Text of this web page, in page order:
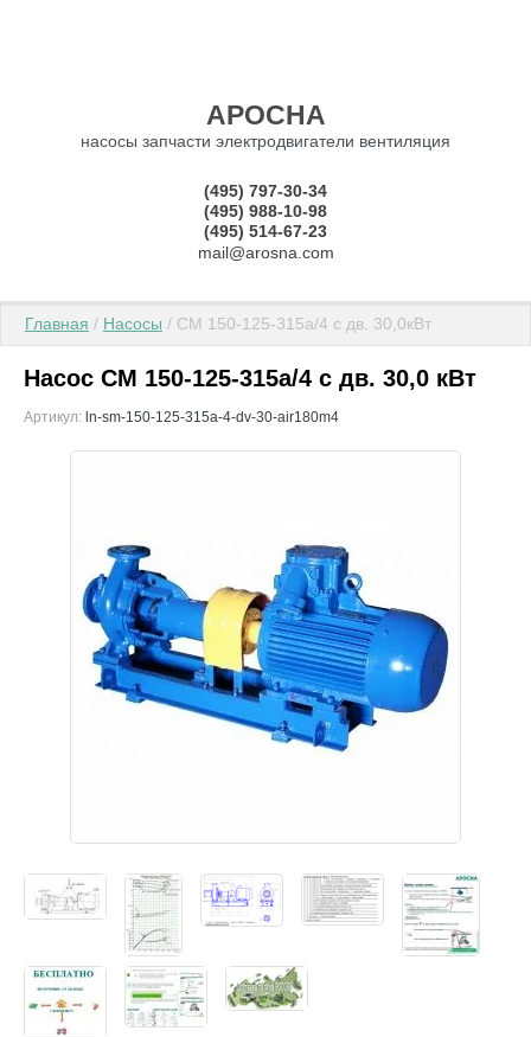
АРОСНА
насосы запчасти электродвигатели вентиляция
(495) 797-30-34
(495) 988-10-98
(495) 514-67-23
mail@arosna.com
Главная / Насосы / СМ 150-125-315а/4 с дв. 30,0кВт
Насос СМ 150-125-315а/4 с дв. 30,0 кВт
Артикул: ln-sm-150-125-315a-4-dv-30-air180m4